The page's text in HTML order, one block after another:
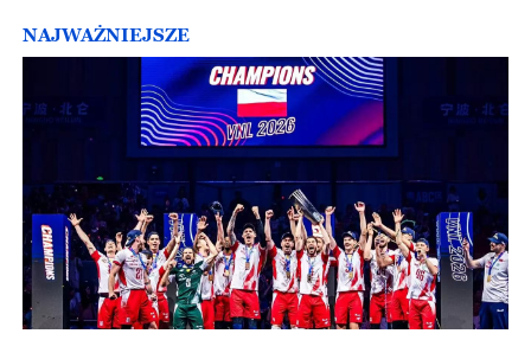
NAJWAŻNIEJSZE